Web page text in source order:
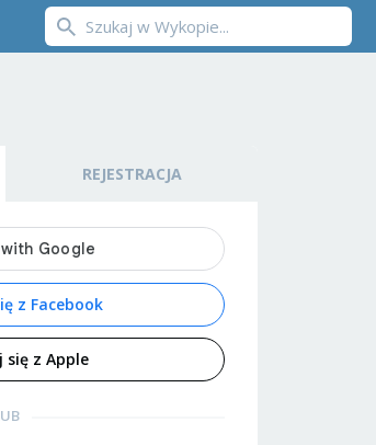
REJESTRACJA
z Facebook
się z Apple